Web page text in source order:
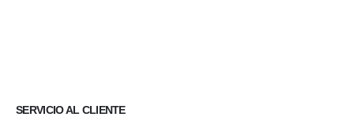
SERVICIO AL CLIENTE